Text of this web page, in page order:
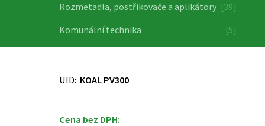
Rozmetadla, postřikovače a aplikátory [39]
Komunální technika
[5]
UID: KOAL PV300
Cena bez DPH: